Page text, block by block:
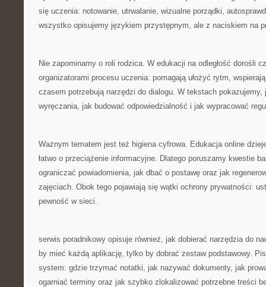
się uczenia: notowanie, utrwalanie, wizualne porządki,
wszystko opisujemy językiem przystępnym, ale z naciskiem na
Nie zapominamy o roli rodzica. W edukacji na odległość dorośli
organizatorami procesu uczenia: pomagają ułożyć rytm,
czasem potrzebują narzędzi do dialogu. W tekstach pokazujemy,
wyręczania, jak budować odpowiedzialność i jak wypracować
Ważnym tematem jest też higiena cyfrowa. Edukacja online
łatwo o przeciążenie informacyjne. Dlatego poruszamy kwestie
ograniczać powiadomienia, jak dbać o postawę oraz jak
zajęciach. Obok tego pojawiają się wątki ochrony prywatności:
pewność w sieci.
serwis poradnikowy opisuje również, jak dobierać narzędzia do
by mieć każdą aplikację, tylko by dobrać zestaw podstawowy.
system: gdzie trzymać notatki, jak nazywać dokumenty, jak
ogarniać terminy oraz jak szybko zlokalizować potrzebne treści